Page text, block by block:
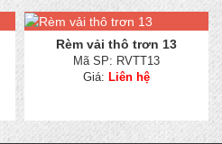
Rèm vải thô trơn 13
Mã SP: RVTT13
Giá: Liên hệ